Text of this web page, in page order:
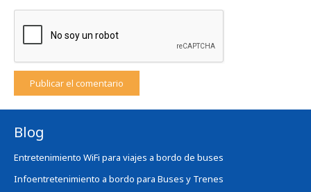
Publicar el comentario
Blog
Entretenimiento WiFi para viajes a bordo de buses
Infoentretenimiento a bordo para Buses y Trenes